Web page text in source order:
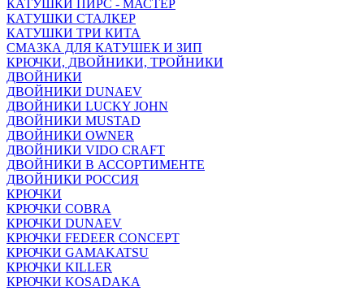
КАТУШКИ ПИРС - МАСТЕР
КАТУШКИ СТАЛКЕР
КАТУШКИ ТРИ КИТА
СМАЗКА ДЛЯ КАТУШЕК И ЗИП
КРЮЧКИ, ДВОЙНИКИ, ТРОЙНИКИ
ДВОЙНИКИ
ДВОЙНИКИ DUNAEV
ДВОЙНИКИ LUCKY JOHN
ДВОЙНИКИ MUSTAD
ДВОЙНИКИ OWNER
ДВОЙНИКИ VIDO CRAFT
ДВОЙНИКИ В АССОРТИМЕНТЕ
ДВОЙНИКИ РОССИЯ
КРЮЧКИ
КРЮЧКИ COBRA
КРЮЧКИ DUNAEV
КРЮЧКИ FEDEER CONCEPT
КРЮЧКИ GAMAKATSU
КРЮЧКИ KILLER
КРЮЧКИ KOSADAKA